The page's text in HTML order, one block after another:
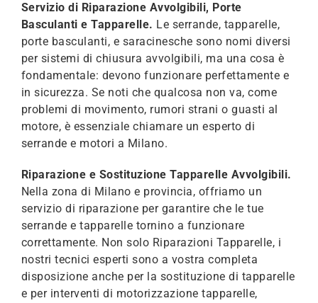
Servizio di Riparazione Avvolgibili, Porte
Basculanti e Tapparelle. Le serrande, tapparelle,
porte basculanti, e saracinesche sono nomi diversi
per sistemi di chiusura avvolgibili, ma una cosa è
fondamentale: devono funzionare perfettamente e
in sicurezza. Se noti che qualcosa non va, come
problemi di movimento, rumori strani o guasti al
motore, è essenziale chiamare un esperto di
serrande e motori a Milano.
Riparazione e Sostituzione Tapparelle Avvolgibili.
Nella zona di Milano e provincia, offriamo un
servizio di riparazione per garantire che le tue
serrande e tapparelle tornino a funzionare
correttamente. Non solo Riparazioni Tapparelle, i
nostri tecnici esperti sono a vostra completa
disposizione anche per la sostituzione di tapparelle
e per interventi di motorizzazione tapparelle,